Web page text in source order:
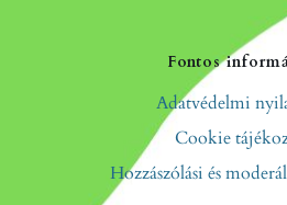
Fontos
Adatvédelmi
Cookie
Hozzászólási és